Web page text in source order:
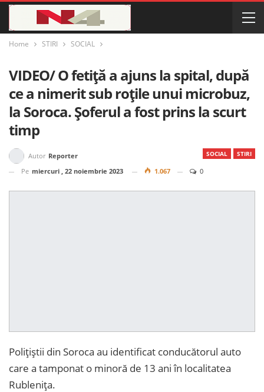
Home STIRI SOCIAL
VIDEO/ O fetiță a ajuns la spital, după
ce a nimerit sub roțile unui microbuz,
la Soroca. Șoferul a fost prins la scurt
timp
SOCIAL STIRI
Autor Reporter
Pe miercuri , 22 noiembrie 2023 1.067 0
Polițiștii din Soroca au identificat conducătorul auto
care a tamponat o minoră de 13 ani în localitatea
Rublenița.